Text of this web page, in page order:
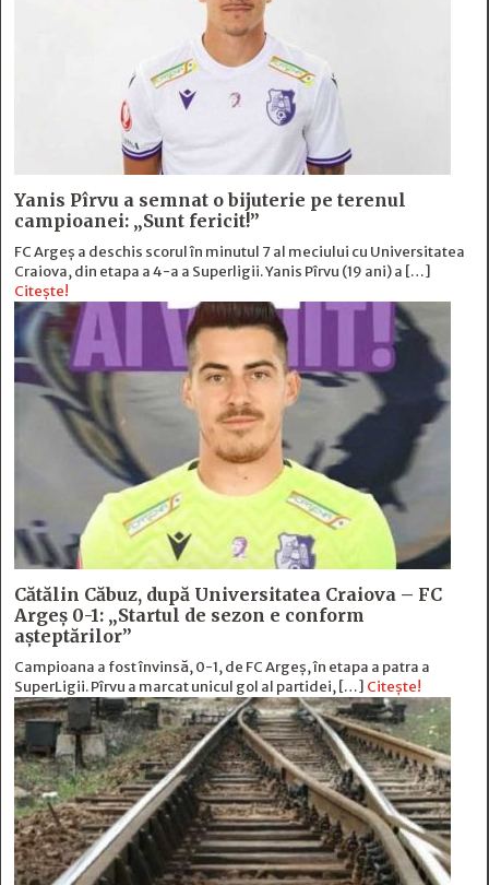
Yanis Pîrvu a semnat o bijuterie pe terenul
campioanei: „Sunt fericit!”
FC Argeș a deschis scorul în minutul 7 al meciului cu Universitatea
Craiova, din etapa a 4-a a Superligii. Yanis Pîrvu (19 ani) a […]
Citește!
Cătălin Căbuz, după Universitatea Craiova – FC
Argeș 0-1: „Startul de sezon e conform
așteptărilor”
Campioana a fost învinsă, 0-1, de FC Argeș, în etapa a patra a
SuperLigii. Pîrvu a marcat unicul gol al partidei, […] Citește!